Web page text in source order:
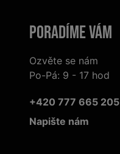
Poradíme Vám
Ozvěte se nám
Po-Pá: 9 - 17 hod
+420 777 665 205
Napište nám